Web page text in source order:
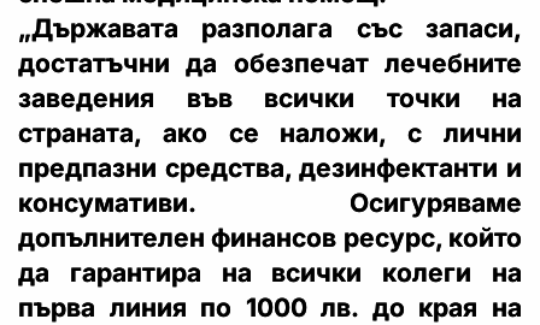
„Държавата разполага със запаси,
достатъчни да обезпечат лечебните
заведения във всички точки на
страната, ако се наложи, с лични
предпазни средства, дезинфектанти и
консумативи. Осигуряваме
допълнителен финансов ресурс, който
да гарантира на всички колеги на
първа линия по 1000 лв. до края на